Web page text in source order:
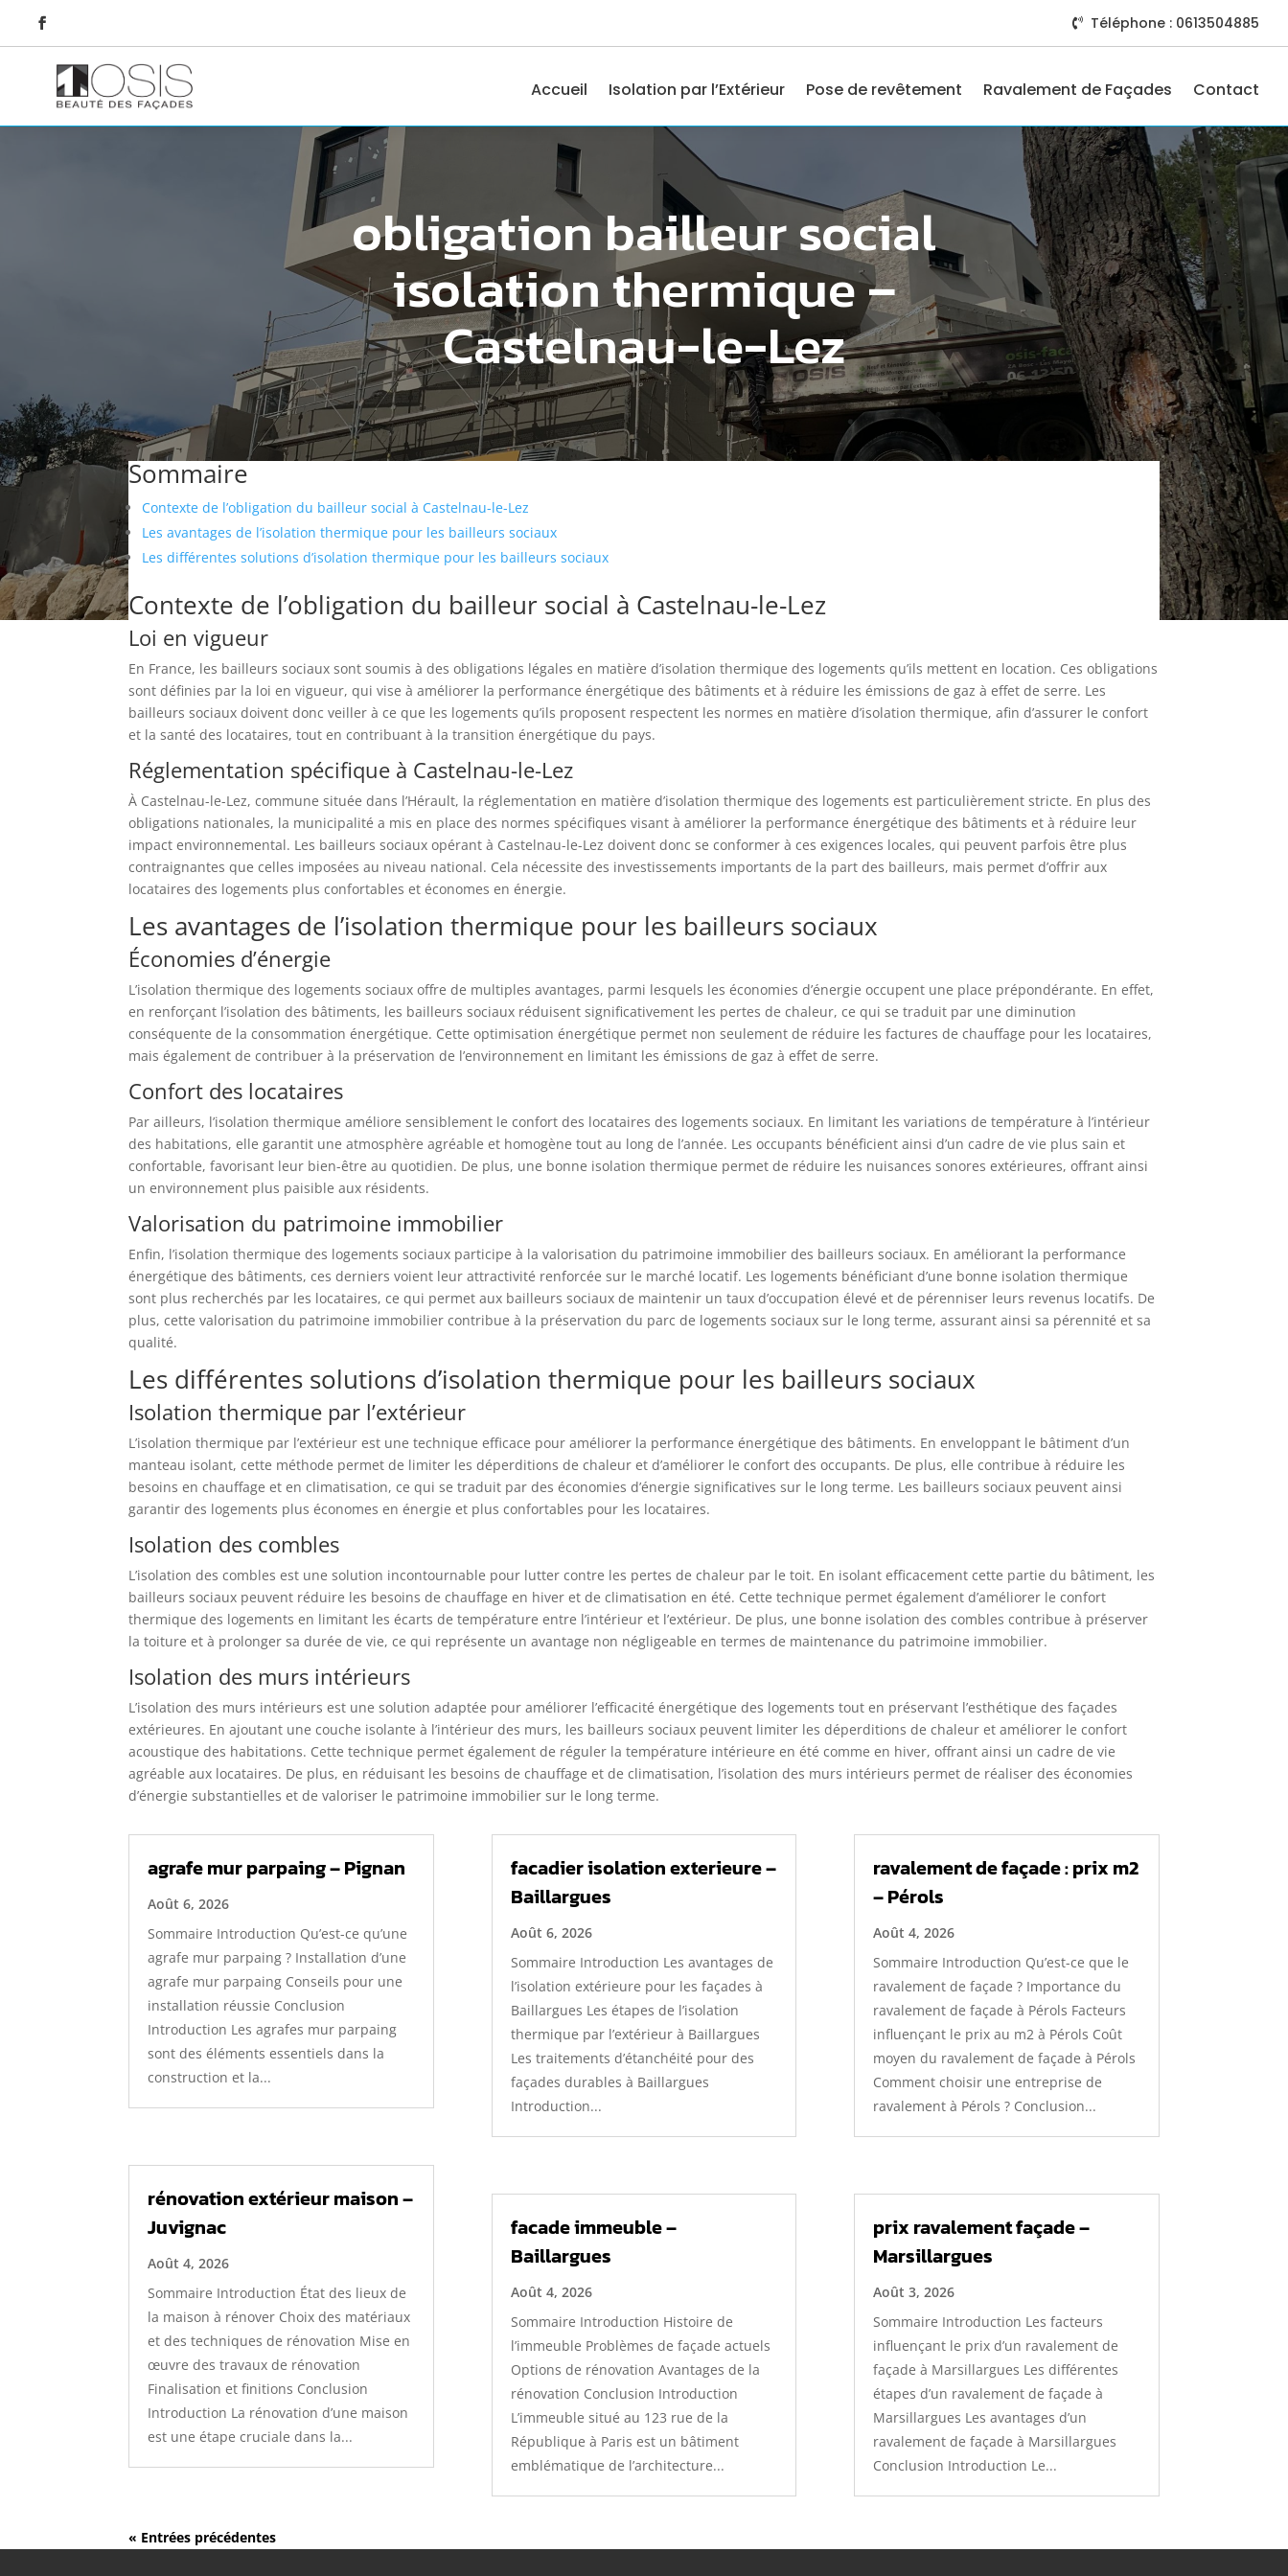
 Téléphone : 0613504885
Accueil Isolation par l’Extérieur Pose de revêtement Ravalement de Façades Contact
obligation bailleur social
isolation thermique –
Castelnau-le-Lez
Sommaire
Contexte de l’obligation du bailleur social à Castelnau-le-Lez
Les avantages de l’isolation thermique pour les bailleurs sociaux
Les différentes solutions d’isolation thermique pour les bailleurs sociaux
Contexte de l’obligation du bailleur social à Castelnau-le-Lez
Loi en vigueur
En France, les bailleurs sociaux sont soumis à des obligations légales en matière d’isolation thermique des logements qu’ils mettent en location. Ces obligations
sont définies par la loi en vigueur, qui vise à améliorer la performance énergétique des bâtiments et à réduire les émissions de gaz à effet de serre. Les
bailleurs sociaux doivent donc veiller à ce que les logements qu’ils proposent respectent les normes en matière d’isolation thermique, afin d’assurer le confort
et la santé des locataires, tout en contribuant à la transition énergétique du pays.
Réglementation spécifique à Castelnau-le-Lez
À Castelnau-le-Lez, commune située dans l’Hérault, la réglementation en matière d’isolation thermique des logements est particulièrement stricte. En plus des
obligations nationales, la municipalité a mis en place des normes spécifiques visant à améliorer la performance énergétique des bâtiments et à réduire leur
impact environnemental. Les bailleurs sociaux opérant à Castelnau-le-Lez doivent donc se conformer à ces exigences locales, qui peuvent parfois être plus
contraignantes que celles imposées au niveau national. Cela nécessite des investissements importants de la part des bailleurs, mais permet d’offrir aux
locataires des logements plus confortables et économes en énergie.
Les avantages de l’isolation thermique pour les bailleurs sociaux
Économies d’énergie
L’isolation thermique des logements sociaux offre de multiples avantages, parmi lesquels les économies d’énergie occupent une place prépondérante. En effet,
en renforçant l’isolation des bâtiments, les bailleurs sociaux réduisent significativement les pertes de chaleur, ce qui se traduit par une diminution
conséquente de la consommation énergétique. Cette optimisation énergétique permet non seulement de réduire les factures de chauffage pour les locataires,
mais également de contribuer à la préservation de l’environnement en limitant les émissions de gaz à effet de serre.
Confort des locataires
Par ailleurs, l’isolation thermique améliore sensiblement le confort des locataires des logements sociaux. En limitant les variations de température à l’intérieur
des habitations, elle garantit une atmosphère agréable et homogène tout au long de l’année. Les occupants bénéficient ainsi d’un cadre de vie plus sain et
confortable, favorisant leur bien-être au quotidien. De plus, une bonne isolation thermique permet de réduire les nuisances sonores extérieures, offrant ainsi
un environnement plus paisible aux résidents.
Valorisation du patrimoine immobilier
Enfin, l’isolation thermique des logements sociaux participe à la valorisation du patrimoine immobilier des bailleurs sociaux. En améliorant la performance
énergétique des bâtiments, ces derniers voient leur attractivité renforcée sur le marché locatif. Les logements bénéficiant d’une bonne isolation thermique
sont plus recherchés par les locataires, ce qui permet aux bailleurs sociaux de maintenir un taux d’occupation élevé et de pérenniser leurs revenus locatifs. De
plus, cette valorisation du patrimoine immobilier contribue à la préservation du parc de logements sociaux sur le long terme, assurant ainsi sa pérennité et sa
qualité.
Les différentes solutions d’isolation thermique pour les bailleurs sociaux
Isolation thermique par l’extérieur
L’isolation thermique par l’extérieur est une technique efficace pour améliorer la performance énergétique des bâtiments. En enveloppant le bâtiment d’un
manteau isolant, cette méthode permet de limiter les déperditions de chaleur et d’améliorer le confort des occupants. De plus, elle contribue à réduire les
besoins en chauffage et en climatisation, ce qui se traduit par des économies d’énergie significatives sur le long terme. Les bailleurs sociaux peuvent ainsi
garantir des logements plus économes en énergie et plus confortables pour les locataires.
Isolation des combles
L’isolation des combles est une solution incontournable pour lutter contre les pertes de chaleur par le toit. En isolant efficacement cette partie du bâtiment, les
bailleurs sociaux peuvent réduire les besoins de chauffage en hiver et de climatisation en été. Cette technique permet également d’améliorer le confort
thermique des logements en limitant les écarts de température entre l’intérieur et l’extérieur. De plus, une bonne isolation des combles contribue à préserver
la toiture et à prolonger sa durée de vie, ce qui représente un avantage non négligeable en termes de maintenance du patrimoine immobilier.
Isolation des murs intérieurs
L’isolation des murs intérieurs est une solution adaptée pour améliorer l’efficacité énergétique des logements tout en préservant l’esthétique des façades
extérieures. En ajoutant une couche isolante à l’intérieur des murs, les bailleurs sociaux peuvent limiter les déperditions de chaleur et améliorer le confort
acoustique des habitations. Cette technique permet également de réguler la température intérieure en été comme en hiver, offrant ainsi un cadre de vie
agréable aux locataires. De plus, en réduisant les besoins de chauffage et de climatisation, l’isolation des murs intérieurs permet de réaliser des économies
d’énergie substantielles et de valoriser le patrimoine immobilier sur le long terme.
agrafe mur parpaing – Pignan
Août 6, 2026
Sommaire Introduction Qu’est-ce qu’une
agrafe mur parpaing ? Installation d’une
agrafe mur parpaing Conseils pour une
installation réussie Conclusion
Introduction Les agrafes mur parpaing
sont des éléments essentiels dans la
construction et la...
rénovation extérieur maison –
Juvignac
Août 4, 2026
Sommaire Introduction État des lieux de
la maison à rénover Choix des matériaux
et des techniques de rénovation Mise en
œuvre des travaux de rénovation
Finalisation et finitions Conclusion
Introduction La rénovation d’une maison
est une étape cruciale dans la...
facadier isolation exterieure –
Baillargues
Août 6, 2026
Sommaire Introduction Les avantages de
l’isolation extérieure pour les façades à
Baillargues Les étapes de l’isolation
thermique par l’extérieur à Baillargues
Les traitements d’étanchéité pour des
façades durables à Baillargues
Introduction...
facade immeuble –
Baillargues
Août 4, 2026
Sommaire Introduction Histoire de
l’immeuble Problèmes de façade actuels
Options de rénovation Avantages de la
rénovation Conclusion Introduction
L’immeuble situé au 123 rue de la
République à Paris est un bâtiment
emblématique de l’architecture...
ravalement de façade : prix m2
– Pérols
Août 4, 2026
Sommaire Introduction Qu’est-ce que le
ravalement de façade ? Importance du
ravalement de façade à Pérols Facteurs
influençant le prix au m2 à Pérols Coût
moyen du ravalement de façade à Pérols
Comment choisir une entreprise de
ravalement à Pérols ? Conclusion...
prix ravalement façade –
Marsillargues
Août 3, 2026
Sommaire Introduction Les facteurs
influençant le prix d’un ravalement de
façade à Marsillargues Les différentes
étapes d’un ravalement de façade à
Marsillargues Les avantages d’un
ravalement de façade à Marsillargues
Conclusion Introduction Le...
« Entrées précédentes